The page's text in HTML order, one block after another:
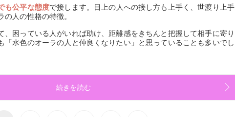
も公平な態度で接します。目上の人への接し方も上手く、世渡り上手
人の性格の特徴。
、困っている人がいれば助け、距離感をきちんと把握して相手に寄り
「水色のオーラの人と仲良くなりたい」と思っていることも多いでし
続きを読む